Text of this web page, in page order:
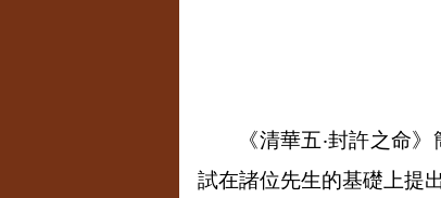
《清華五‧封許之命》
試在諸位先生的基礎上提